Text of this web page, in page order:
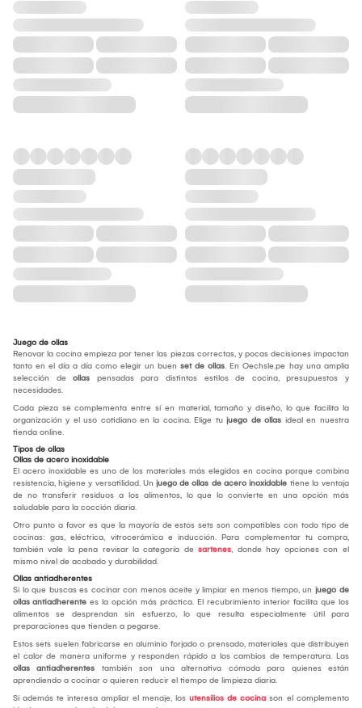
Juego de ollas
Renovar la cocina empieza por tener las piezas correctas, y pocas decisiones impactan
tanto en el día a día como elegir un buen set de ollas. En Oechsle.pe hay una amplia
selección de ollas pensadas para distintos estilos de cocina, presupuestos y
necesidades.
Cada pieza se complementa entre sí en material, tamaño y diseño, lo que facilita la
organización y el uso cotidiano en la cocina. Elige tu juego de ollas ideal en nuestra
tienda online.
Tipos de ollas
Ollas de acero inoxidable
El acero inoxidable es uno de los materiales más elegidos en cocina porque combina
resistencia, higiene y versatilidad. Un juego de ollas de acero inoxidable tiene la ventaja
de no transferir residuos a los alimentos, lo que lo convierte en una opción más
saludable para la cocción diaria.
Otro punto a favor es que la mayoría de estos sets son compatibles con todo tipo de
cocinas: gas, eléctrica, vitrocerámica e inducción. Para complementar tu compra,
también vale la pena revisar la categoría de sartenes, donde hay opciones con el
mismo nivel de acabado y durabilidad.
Ollas antiadherentes
Si lo que buscas es cocinar con menos aceite y limpiar en menos tiempo, un juego de
ollas antiadherente es la opción más práctica. El recubrimiento interior facilita que los
alimentos se desprendan sin esfuerzo, lo que resulta especialmente útil para
preparaciones que tienden a pegarse.
Estos sets suelen fabricarse en aluminio forjado o prensado, materiales que distribuyen
el calor de manera uniforme y responden rápido a los cambios de temperatura. Las
ollas antiadherentes también son una alternativa cómoda para quienes están
aprendiendo a cocinar o quieren reducir el tiempo de limpieza diaria.
Si además te interesa ampliar el menaje, los utensilios de cocina son el complemento